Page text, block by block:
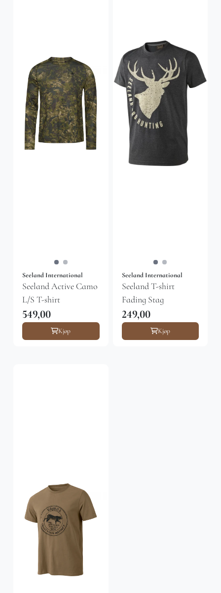
Seeland International
Seeland Active Camo
L/S T-shirt
549,00
Kjøp
Seeland International
Seeland T-shirt
Fading Stag
249,00
Kjøp